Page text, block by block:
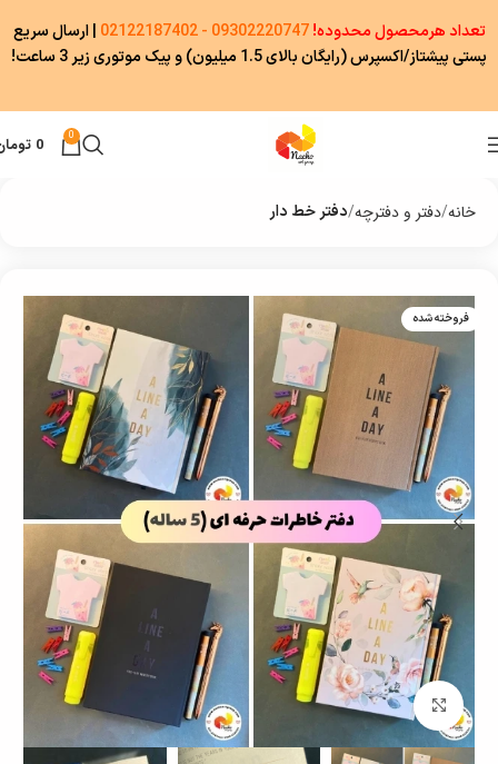
0
0
خانه دفتر و دفترچه دفتر خط دار
فروخته شده
برای بزرگنمایی کلیک کنید
تعداد هرمحصول محدوده!09302220747 - 02122187402
|ارسال سریع
پستی پیشتاز/اکسپرس (رایگان بالای 1.5 میلیون) و پیک موتوری زیر 3 ساعت!